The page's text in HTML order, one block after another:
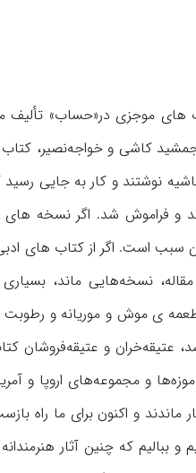
موجزی در«حساب» تألیف
كاشی و خواجه‌نصیر،
نوشتند و كار به جایی رسید
و فراموش شد. اگر نسخه
سبب است. اگر از کتاب های
نسخه‌هایی ماند،
ی موش و موریانه و رطوبت
عتیقه‌خران و عتیقه‌فروشان
و مجموعه‌های اروپا و
و اكنون برای ما راه
كه چنین آثار